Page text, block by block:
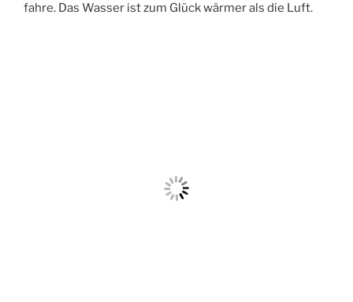
fahre. Das Wasser ist zum Glück wärmer als die Luft.